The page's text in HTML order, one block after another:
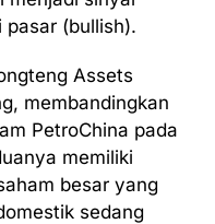
pasar (bullish).
Assets
membandingkan
PetroChina pada
memiliki
besar yang
sedang